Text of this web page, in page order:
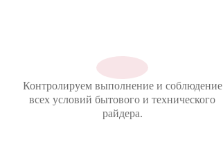
Контролируем выполнение и соблюдение
всех условий бытового и технического
райдера.